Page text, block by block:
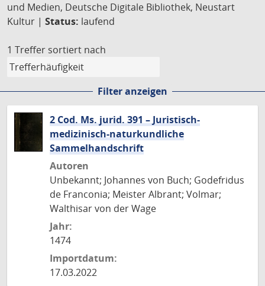
und Medien, Deutsche Digitale Bibliothek, Neustart
Kultur | Status: laufend
1 Treffer sortiert nach
Filter anzeigen
2 Cod. Ms. jurid. 391 – Juristisch-
medizinisch-naturkundliche
Sammelhandschrift
Autoren
Unbekannt; Johannes von Buch; Godefridus
de Franconia; Meister Albrant; Volmar;
Walthisar von der Wage
Jahr:
1474
Importdatum:
17.03.2022